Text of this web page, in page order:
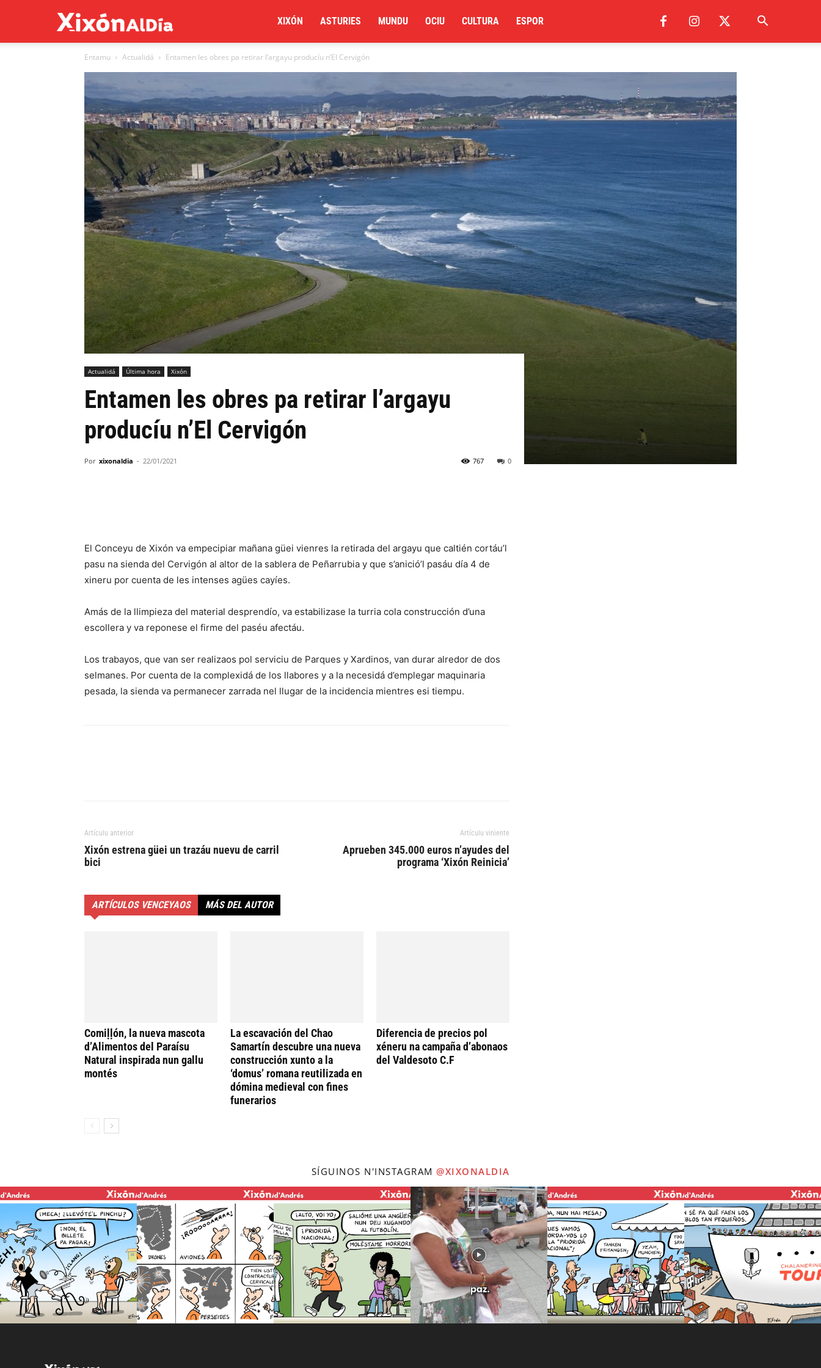
al
XIXÓN ASTURIES MUNDU OCIU CULTURA ESPOR
Entamu Actualidá Entamen les obres pa retirar l’argayu producíu n’El Cervigón
Actualidá Última hora Xixón
Entamen les obres pa retirar l’argayu
producíu n’El Cervigón
Por xixonaldia - 22/01/2021 0
767
El Conceyu de Xixón va empecipiar mañana güei vienres la retirada del argayu que caltién cortáu’l
pasu na sienda del Cervigón al altor de la sablera de Peñarrubia y que s’anició’l pasáu día 4 de
xineru por cuenta de les intenses agües cayíes.
Amás de la llimpieza del material desprendío, va estabilizase la turria cola construcción d’una
escollera y va reponese el firme del paséu afectáu.
Los trabayos, que van ser realizaos pol serviciu de Parques y Xardinos, van durar alredor de dos
selmanes. Por cuenta de la complexidá de los llabores y a la necesidá d’emplegar maquinaria
pesada, la sienda va permanecer zarrada nel llugar de la incidencia mientres esi tiempu.
Artículu anterior
Xixón estrena güei un trazáu nuevu de carril
bici
Artículu viniente
Aprueben 345.000 euros n’ayudes del
programa ‘Xixón Reinicia’
ARTÍCULOS VENCEYAOS MÁS DEL AUTOR
Comiḷḷón, la nueva mascota
d’Alimentos del Paraísu
Natural inspirada nun gallu
montés
La escavación del Chao
Samartín descubre una nueva
construcción xunto a la
‘domus’ romana reutilizada en
dómina medieval con fines
funerarios
Diferencia de precios pol
xéneru na campaña d’abonaos
del Valdesoto C.F
SÍGUINOS N'INSTAGRAM @XIXONALDIA